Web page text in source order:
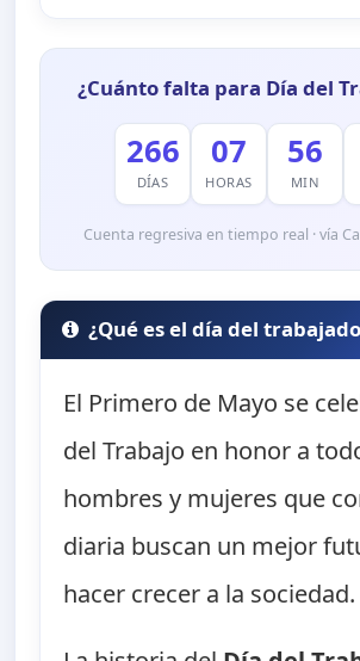
¿Cuánto falta para Día del
266
DÍAS
07
HORAS
56
MIN
Cuenta regresiva en tiempo real · vía
¿Qué es el día del
El Primero de Mayo se
del Trabajo en honor a
hombres y mujeres que
diaria buscan un mejor
hacer crecer a la sociedad.